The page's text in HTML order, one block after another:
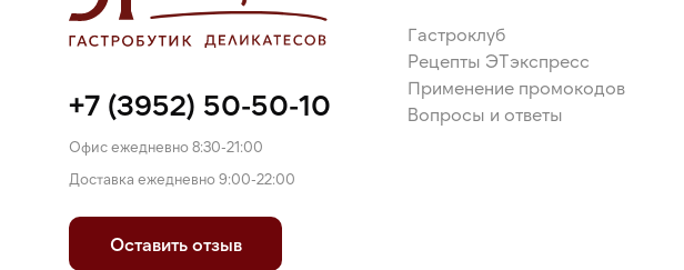
+7 (3952) 50-50-10
Офис ежедневно 8:30-21:00
Доставка ежедневно 9:00-22:00
Оставить отзыв
Гастроклуб
Рецепты ЭТэкспресс
Применение промокодов
Вопросы и ответы